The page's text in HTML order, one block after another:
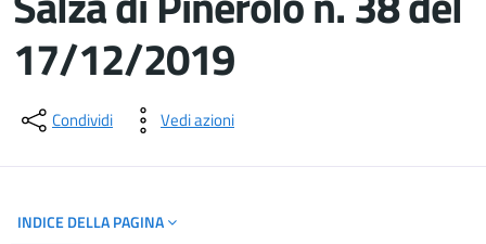
17/12/2019
Dettagli del documento
Condividi Vedi azioni
INDICE DELLA PAGINA